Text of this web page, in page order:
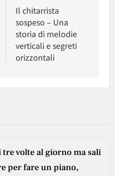
Il chitarrista
sospeso – Una
storia di melodie
verticali e segreti
orizzontali
tre volte al giorno ma sali
per fare un piano,